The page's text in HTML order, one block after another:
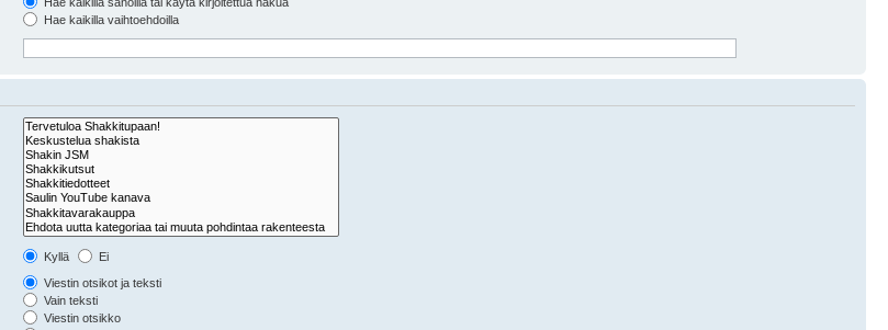
Hae kaikilla vaihtoehdoilla
Kyllä
Ei
Viestin otsikot ja teksti
Vain teksti
Viestin otsikko